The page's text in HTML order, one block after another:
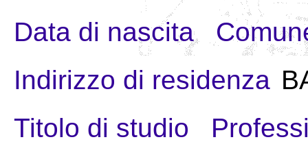
Data di nascita
Indirizzo di residenza
Titolo di studio